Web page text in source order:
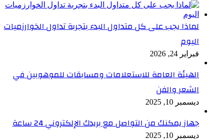
لماذا يجب على كل متداول البدء بتجربة تداول الخوارزميات
اليوم
فبراير 24, 2026
الهيئة العامة للاستعلامات ومسابقات للموهوبين في
الشعر والفن
ديسمبر 10, 2025
جهاز يمكنك من التواصل مع بريدك الإلكتروني 24 ساعة
ديسمبر 10, 2025